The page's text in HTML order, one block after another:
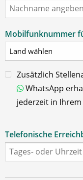
Mobilfunknummer
Zusätzlich
WhatsApp
jederzeit in
Telefonische